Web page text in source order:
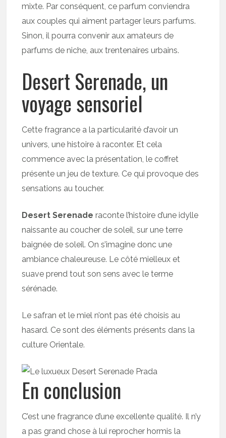
mixte. Par conséquent, ce parfum conviendra
aux couples qui aiment partager leurs parfums.
Sinon, il pourra convenir aux amateurs de
parfums de niche, aux trentenaires urbains.
Desert Serenade, un
voyage sensoriel
Cette fragrance a la particularité d’avoir un
univers, une histoire à raconter. Et cela
commence avec la présentation, le coffret
présente un jeu de texture. Ce qui provoque des
sensations au toucher.
Desert Serenade raconte l’histoire d’une idylle
naissante au coucher de soleil, sur une terre
baignée de soleil. On s’imagine donc une
ambiance chaleureuse. Le côté mielleux et
suave prend tout son sens avec le terme
sérénade.
Le safran et le miel n’ont pas été choisis au
hasard. Ce sont des éléments présents dans la
culture Orientale.
En conclusion
C’est une fragrance d’une excellente qualité. Il n’y
a pas grand chose à lui reprocher hormis la